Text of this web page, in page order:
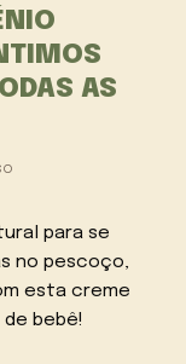
AS
para se
no pescoço,
esta creme
bebê!